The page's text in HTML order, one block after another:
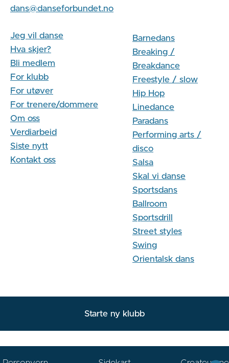
dans@danseforbundet.no
Jeg vil danse
Hva skjer?
Bli medlem
For klubb
For utøver
For trenere/dommere
Om oss
Verdiarbeid
Siste nytt
Kontakt oss
Barnedans
Breaking /
Breakdance
Freestyle / slow
Hip Hop
Linedance
Paradans
Performing arts /
disco
Salsa
Skal vi danse
Sportsdans
Ballroom
Sportsdrill
Street styles
Swing
Orientalsk dans
Starte ny klubb